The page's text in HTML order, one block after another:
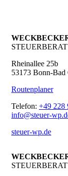
Rheinallee 25b
53173 Bonn-Bad
Routenplaner
Telefon: +49 228
info@steuer-
steuer-wp.de